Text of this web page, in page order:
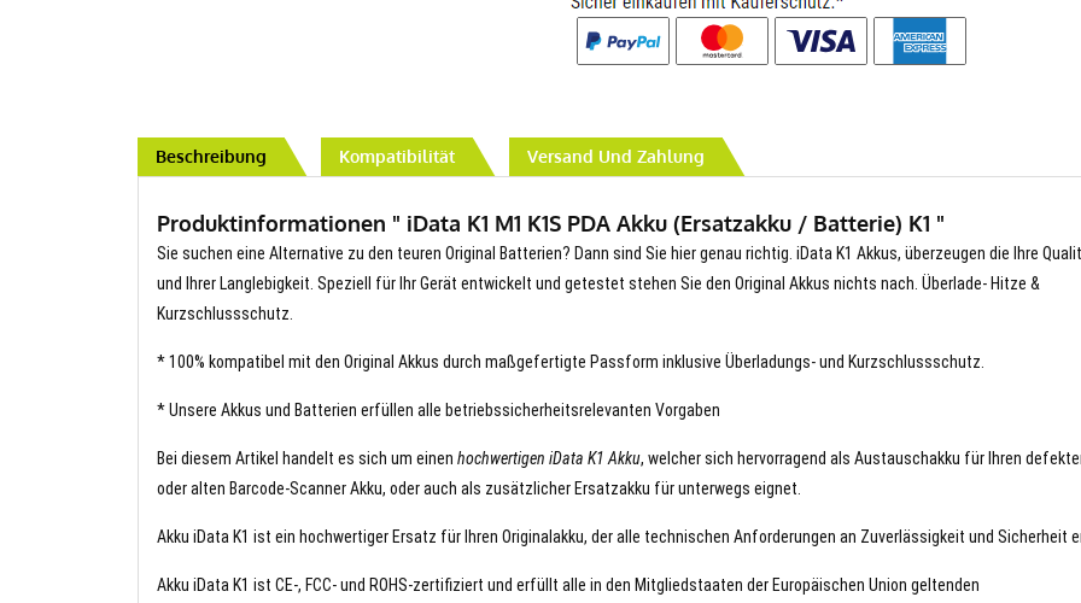
Beschreibung Kompatibilität Versand Und Zahlung
Produktinformationen " iData K1 M1 K1S PDA Akku (Ersatzakku / Batterie) K1 "
Sie suchen eine Alternative zu den teuren Original Batterien? Dann sind Sie hier genau richtig. iData K1 Akkus, überzeugen die Ihre
und Ihrer Langlebigkeit. Speziell für Ihr Gerät entwickelt und getestet stehen Sie den Original Akkus nichts nach. Überlade- Hitze &
Kurzschlussschutz.
* 100% kompatibel mit den Original Akkus durch maßgefertigte Passform inklusive Überladungs- und Kurzschlussschutz.
* Unsere Akkus und Batterien erfüllen alle betriebssicherheitsrelevanten Vorgaben
Bei diesem Artikel handelt es sich um einen hochwertigen iData K1 Akku, welcher sich hervorragend als Austauschakku für Ihren
oder alten Barcode-Scanner Akku, oder auch als zusätzlicher Ersatzakku für unterwegs eignet.
Akku iData K1 ist ein hochwertiger Ersatz für Ihren Originalakku, der alle technischen Anforderungen an Zuverlässigkeit und Sicherheit
Akku iData K1 ist CE-, FCC- und ROHS-zertifiziert und erfüllt alle in den Mitgliedstaaten der Europäischen Union geltenden